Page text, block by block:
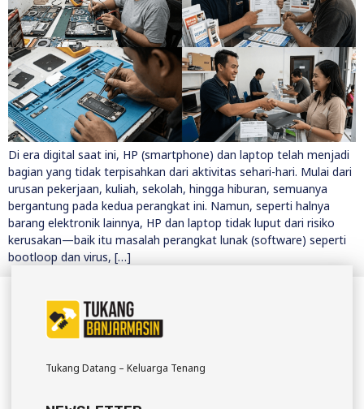
Di era digital saat ini, HP (smartphone) dan laptop telah menjadi
bagian yang tidak terpisahkan dari aktivitas sehari-hari. Mulai dari
urusan pekerjaan, kuliah, sekolah, hingga hiburan, semuanya
bergantung pada kedua perangkat ini. Namun, seperti halnya
barang elektronik lainnya, HP dan laptop tidak luput dari risiko
kerusakan—baik itu masalah perangkat lunak (software) seperti
bootloop dan virus, […]
Tukang Datang – Keluarga Tenang